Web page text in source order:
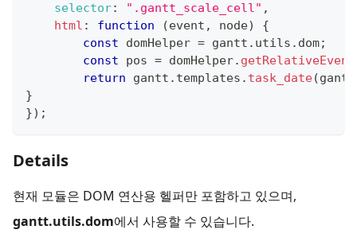
selector: ".gantt_scale_cell" ,
html : function (event , node)
{
const domHelper = gantt . utils . dom;
const pos = domHelper.
return gantt . templates . task_date(gantt
}
}) ;
Details
현재 모듈은 DOM 연산용 헬퍼만 포함하고 있으며,
gantt.utils.dom에서 사용할 수 있습니다.